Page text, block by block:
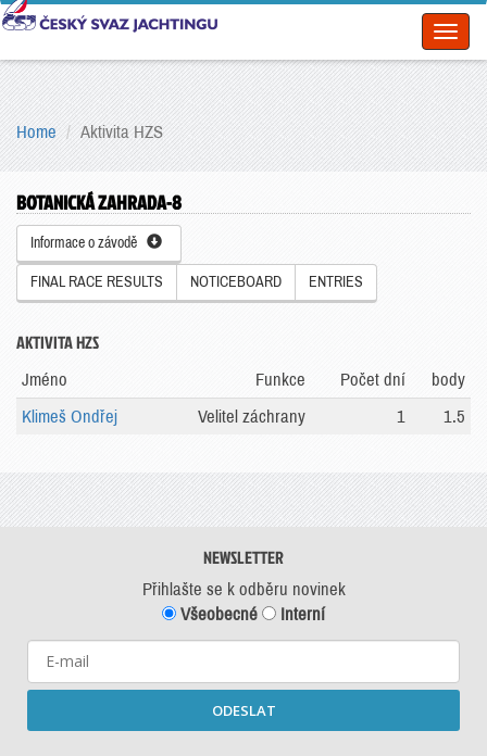
Home Aktivita HZS
BOTANICKÁ ZAHRADA-8
Informace o závodě
FINAL RACE RESULTS NOTICEBOARD ENTRIES
AKTIVITA HZS
Jméno Funkce Počet dní
body
Klimeš Ondřej
Velitel záchrany 1 1.5
NEWSLETTER
Přihlašte se k odběru novinek
Všeobecné
Interní
ODESLAT